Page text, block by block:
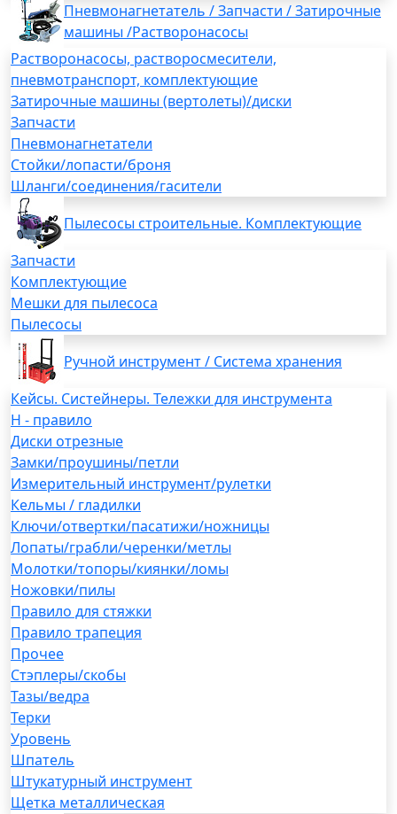
Пневмонагнетатель / Запчасти / Затирочные
машины /Растворонасосы
Растворонасосы, растворосмесители,
пневмотранспорт, комплектующие
Затирочные машины (вертолеты)/диски
Запчасти
Пневмонагнетатели
Стойки/лопасти/броня
Шланги/соединения/гасители
Пылесосы строительные. Комплектующие
Запчасти
Комплектующие
Мешки для пылесоса
Пылесосы
Ручной инструмент / Система хранения
Кейсы. Систейнеры. Тележки для инструмента
H - правило
Диски отрезные
Замки/проушины/петли
Измерительный инструмент/рулетки
Кельмы / гладилки
Ключи/отвертки/пасатижи/ножницы
Лопаты/грабли/черенки/метлы
Молотки/топоры/киянки/ломы
Ножовки/пилы
Правило для стяжки
Правило трапеция
Прочее
Стэплеры/скобы
Тазы/ведра
Терки
Уровень
Шпатель
Штукатурный инструмент
Щетка металлическая